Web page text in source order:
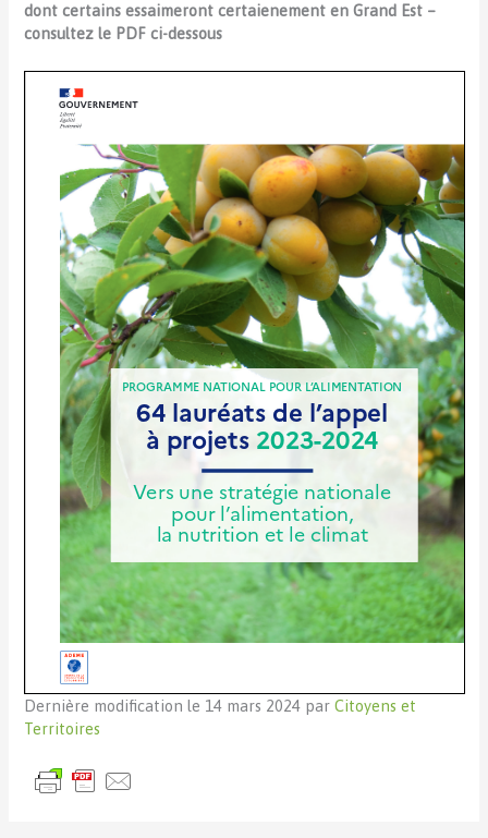
dont certains essaimeront certaienement en Grand Est –
consultez le PDF ci-dessous
Dernière modification le 14 mars 2024 parCitoyens et
Territoires